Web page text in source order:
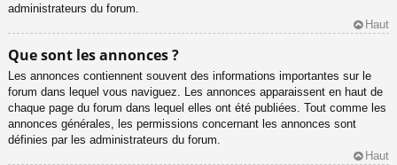
administrateurs du forum.
Haut
Que sont les annonces ?
Les annonces contiennent souvent des informations importantes sur le
forum dans lequel vous naviguez. Les annonces apparaissent en haut de
chaque page du forum dans lequel elles ont été publiées. Tout comme les
annonces générales, les permissions concernant les annonces sont
définies par les administrateurs du forum.
Haut